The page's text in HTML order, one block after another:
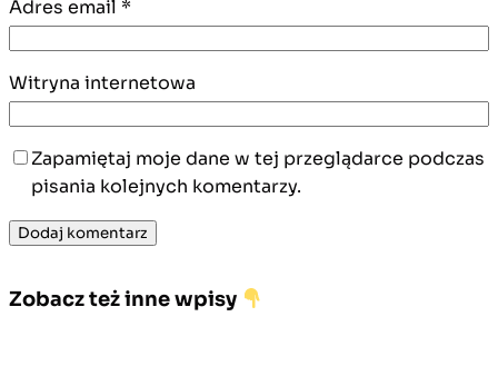
Adres email *
Witryna internetowa
Zapamiętaj moje dane w tej przeglądarce podczas
pisania kolejnych komentarzy.
Zobacz też inne wpisy